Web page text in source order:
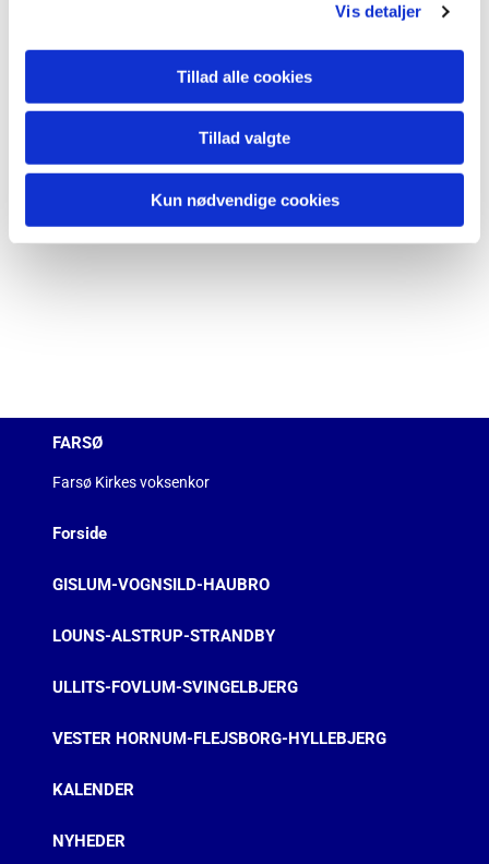
Vis detaljer
Tillad alle cookies
Tillad valgte
Kun nødvendige cookies
FARSØ
Farsø Kirkes voksenkor
Forside
GISLUM-VOGNSILD-HAUBRO
LOUNS-ALSTRUP-STRANDBY
ULLITS-FOVLUM-SVINGELBJERG
VESTER HORNUM-FLEJSBORG-HYLLEBJERG
KALENDER
NYHEDER